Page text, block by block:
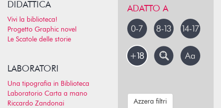
DIDATTICA
Vivi la biblioteca!
Progetto Graphic novel
Le Scatole delle storie
LABORATORI
Una tipografia in Biblioteca
Laboratorio Carta a mano
Riccardo Zandonai
ADATTO A
Azzera filtri